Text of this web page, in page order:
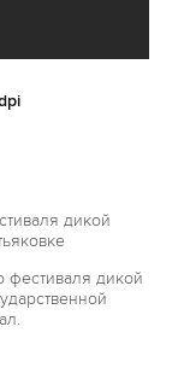
дикой
фестиваля дикой